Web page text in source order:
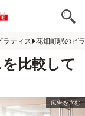
ラティス 花畑町駅のピ
比較して